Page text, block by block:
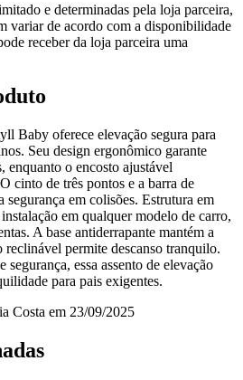
e determinadas pela loja parceira,
variar de acordo com a disponibilidade
receber da loja parceira uma
Baby oferece elevação segura para
Seu design ergonômico garante
enquanto o encosto ajustável
cinto de três pontos e a barra de
segurança em colisões. Estrutura em
em qualquer modelo de carro,
A base antiderrapante mantém a
reclinável permite descanso tranquilo.
essa assento de elevação
para pais exigentes.
Costa em 23/09/2025